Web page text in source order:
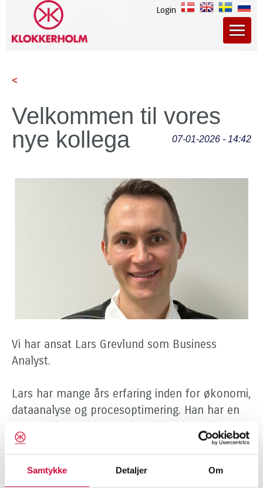
Samtykke Detaljer Om
Login
<
Velkommen til vores
nye kollega
07-01-2026 - 14:42
Vi har ansat Lars Grevlund som Business
Analyst.
Lars har mange års erfaring inden for økonomi,
dataanalyse og procesoptimering. Han har en
baggrund som økonomimedarbejder ved
Aalborg Universitet og datakoordinator hos